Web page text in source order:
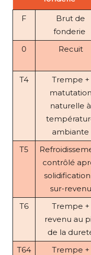
F
Brut de
fonderie
0 Recuit
T4
Trempe +
matutation
naturelle à
ambiante
T5
contrôlé
solidification
sur-revenu
T6
Trempe +
revenu au
de la
T64
Trempe +